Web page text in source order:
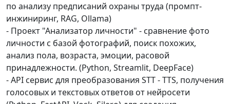
по анализу предписаний охраны труда (промпт-
инжиниринг, RAG, Ollama)
- Проект "Анализатор личности" - сравнение фото
личности с базой фотографий, поиск похожих,
анализ пола, возраста, эмоции, расовой
принадлежности. (Python, Streamlit, DeepFace)
- API сервис для преобразования STT - TTS, получения
голосовых и текстовых ответов от нейросети